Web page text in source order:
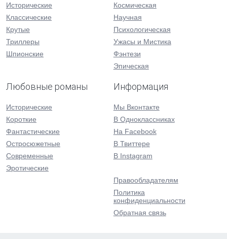
Исторические
Классические
Крутые
Триллеры
Шпионские
Космическая
Научная
Психологическая
Ужасы и Мистика
Фэнтези
Эпическая
Любовные романы
Исторические
Короткие
Фантастические
Остросюжетные
Современные
Эротические
Информация
Мы Вконтакте
В Одноклассниках
На Facebook
В Твиттере
В Instagram
Правообладателям
Политика
конфиденциальности
Обратная связь